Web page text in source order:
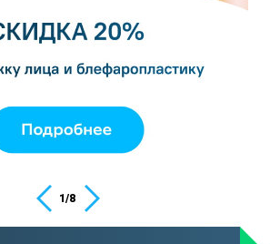
1/8